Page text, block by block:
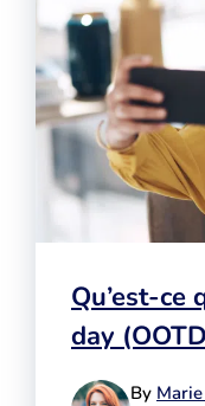
Qu’est-ce
day
By